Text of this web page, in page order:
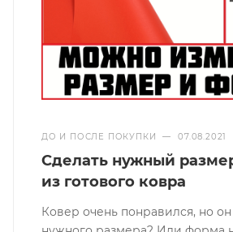
ДО И ПОСЛЕ ПОКУПКИ — 07.08.2021
Сделать нужный
из готового ковра
Ковер очень понравился, но